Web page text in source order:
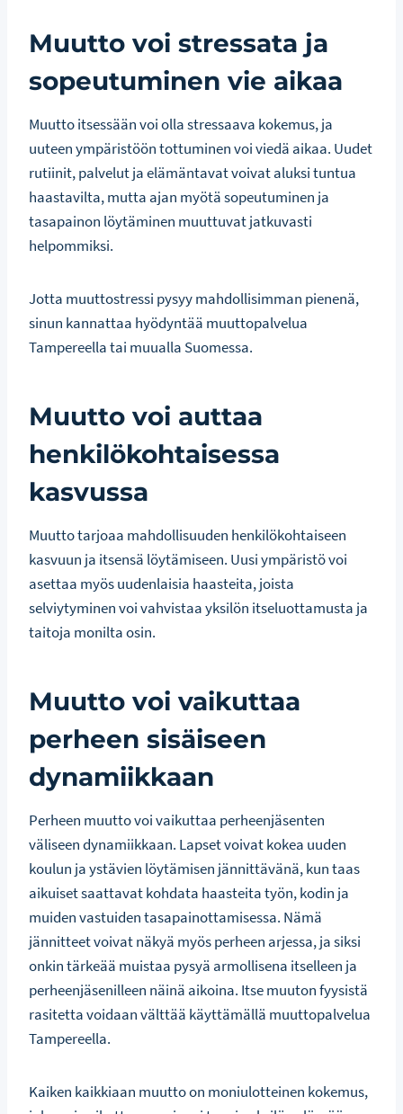
Muutto voi stressata ja
sopeutuminen vie aikaa
Muutto itsessään voi olla stressaava kokemus, ja
uuteen ympäristöön tottuminen voi viedä aikaa. Uudet
rutiinit, palvelut ja elämäntavat voivat aluksi tuntua
haastavilta, mutta ajan myötä sopeutuminen ja
tasapainon löytäminen muuttuvat jatkuvasti
helpommiksi.
Jotta muuttostressi pysyy mahdollisimman pienenä,
sinun kannattaa hyödyntää muuttopalvelua
Tampereella tai muualla Suomessa.
Muutto voi auttaa
henkilökohtaisessa
kasvussa
Muutto tarjoaa mahdollisuuden henkilökohtaiseen
kasvuun ja itsensä löytämiseen. Uusi ympäristö voi
asettaa myös uudenlaisia haasteita, joista
selviytyminen voi vahvistaa yksilön itseluottamusta ja
taitoja monilta osin.
Muutto voi vaikuttaa
perheen sisäiseen
dynamiikkaan
Perheen muutto voi vaikuttaa perheenjäsenten
väliseen dynamiikkaan. Lapset voivat kokea uuden
koulun ja ystävien löytämisen jännittävänä, kun taas
aikuiset saattavat kohdata haasteita työn, kodin ja
muiden vastuiden tasapainottamisessa. Nämä
jännitteet voivat näkyä myös perheen arjessa, ja siksi
onkin tärkeää muistaa pysyä armollisena itselleen ja
perheenjäsenilleen näinä aikoina. Itse muuton fyysistä
rasitetta voidaan välttää käyttämällä muuttopalvelua
Tampereella.
Kaiken kaikkiaan muutto on moniulotteinen kokemus,